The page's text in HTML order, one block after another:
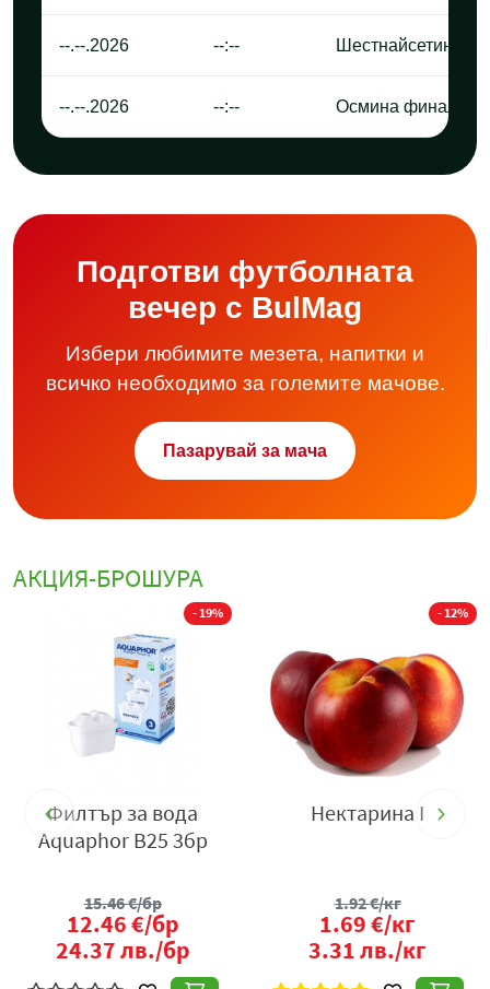
--.--.2026 --:-- Шестнайсетина
--.--.2026 --:-- Осмина финал
Подготви футболната
вечер с BulMag
Избери любимите мезета, напитки и
всичко необходимо за големите мачове.
Пазарувай за мача
АКЦИЯ-БРОШУРА
- 19%
Филтър за вода
Aquaphor B25 3бр
15.46€/бр
12.46€/бр
24.37лв./бр
- 12%
Нектарина I
1.92€/кг
1.69€/кг
3.31лв./кг